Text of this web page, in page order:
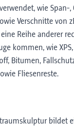
wie Span-,
Verschnitte von
Reihe anderer
kommen, wie XPS,
Bitumen,
Fliesenreste.
bildet